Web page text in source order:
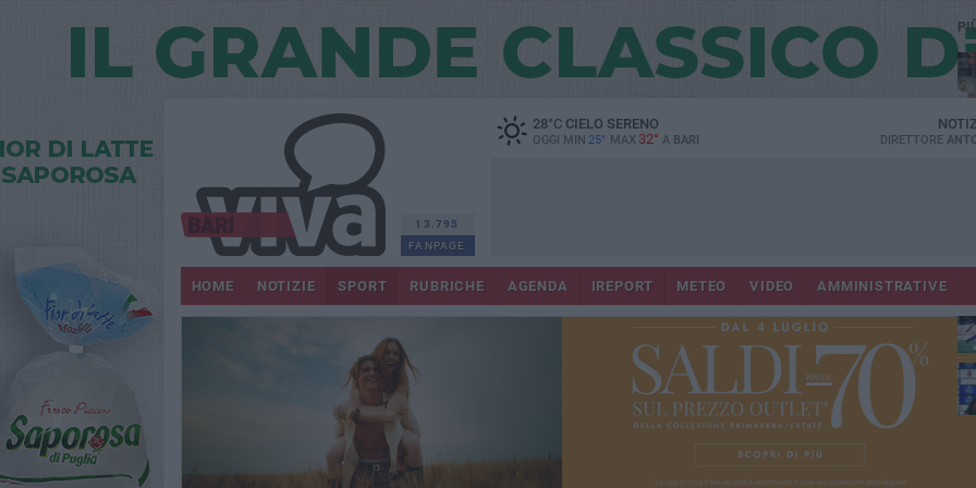
13.795
FANPAGE
28°CCIELO SERENO
OGGI MIN 25° MAX 32° A BARI DIRETTORE
HOME NOTIZIE SPORT RUBRICHE AGENDA IREPORT METEO VIDEO AMMINISTRATIVE